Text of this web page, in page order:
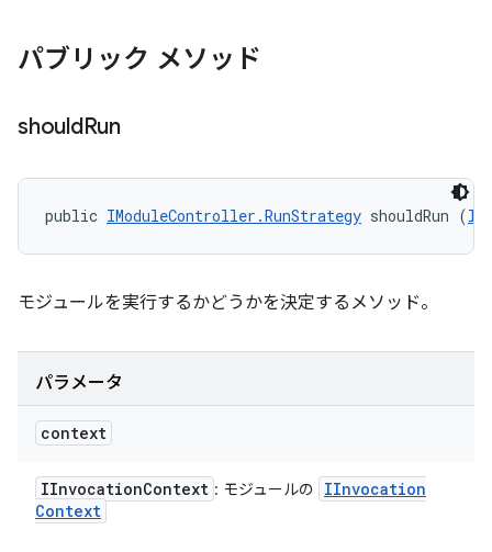
パブリック メソッド
shouldRun
public IModuleController.RunStrategy shouldRun (
モジュールを実行するかどうかを決定するメソッド。
パラメータ
context
IInvocationContext : モジュールの
IInvocation
Context